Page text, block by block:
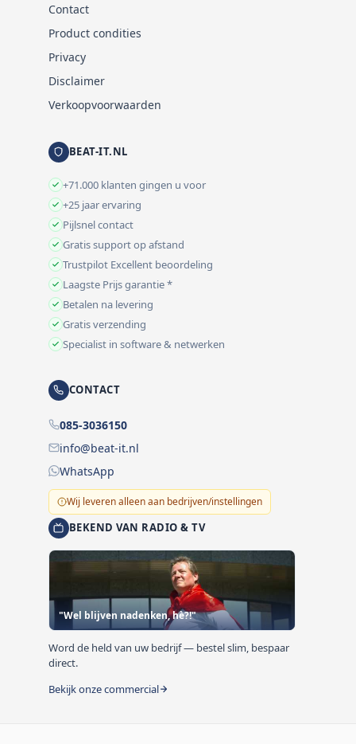
Contact
Product condities
Privacy
Disclaimer
Verkoopvoorwaarden
BEAT-IT.NL
+71.000 klanten gingen u voor
+25 jaar ervaring
Pijlsnel contact
Gratis support op afstand
Trustpilot Excellent beoordeling
Laagste Prijs garantie *
Betalen na levering
Gratis verzending
Specialist in software & netwerken
CONTACT
085-3036150
info@beat-it.nl
WhatsApp
Wij leveren alleen aan bedrijven/instellingen
BEKEND VAN RADIO & TV
"Wel blijven nadenken, hè?!"
Word de held van uw bedrijf — bestel slim, bespaar
direct.
Bekijk onze commercial